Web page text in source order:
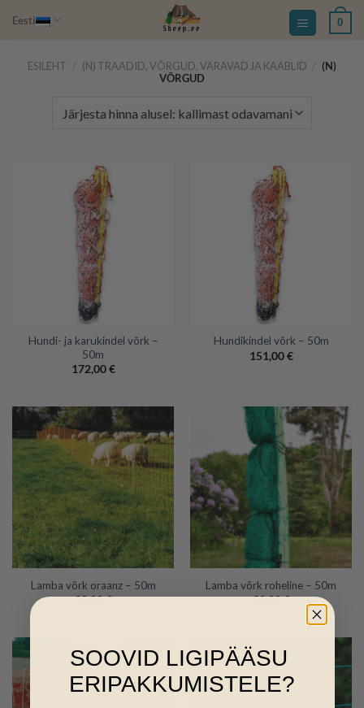
Eesti 0
ESILEHT / (N) TRAADID, VÕRGUD, VÄRAVAD JA KAABLID / (N)
VÕRGUD
Hundi- ja karukindel võrk –
50m
172,00€
Hundikindel võrk – 50m
151,00€
Lamba võrk oraanz – 50m
98,00€
Lamba võrk roheline – 50m
98,00€
SOOVID LIGIPÄÄSU
ERIPAKKUMISTELE?